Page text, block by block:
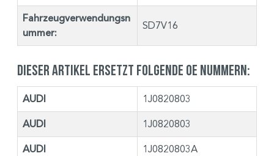
Fahrzeugverwendungsn
ummer:
SD7V16
Dieser Artikel ersetzt folgende OE Nummern:
AUDI 1J0820803
AUDI 1J0820803
AUDI 1J0820803A